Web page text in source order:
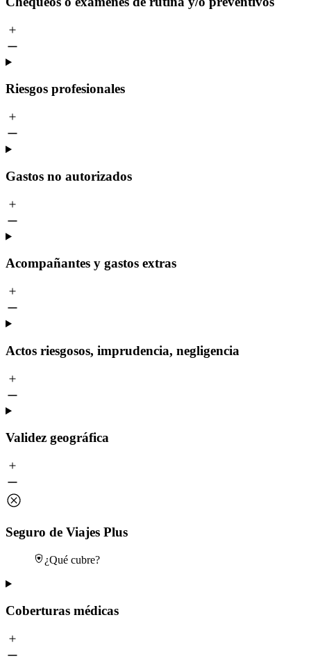
Riesgos profesionales
Gastos no autorizados
Acompañantes y gastos extras
Actos riesgosos, imprudencia, negligencia
Validez geográfica
Seguro de Viajes Plus
¿Qué cubre?
Coberturas médicas